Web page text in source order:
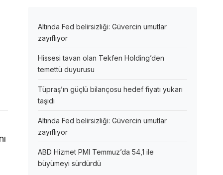
Altında Fed belirsizliği: Güvercin umutlar
zayıflıyor
Hissesi tavan olan Tekfen Holding’den
temettü duyurusu
Tüpraş’ın güçlü bilançosu hedef fiyatı yukarı
taşıdı
Altında Fed belirsizliği: Güvercin umutlar
zayıflıyor
ABD Hizmet PMI Temmuz’da 54,1 ile
büyümeyi sürdürdü